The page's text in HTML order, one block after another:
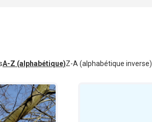
A-Z (alphabétique)Z-A (alphabétique inverse)